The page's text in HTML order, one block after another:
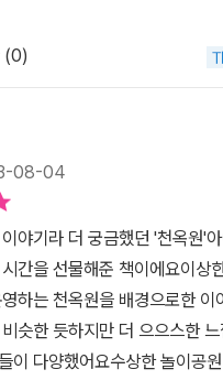
로 하지만 실수로 팝콘을 떨어
어 버리게 되죠​그러자 카이도
독 팝콘을 계속 먹게 해줄 테
하기 시작합니다.​란은 천옥원
을 수 있을까요? 아니면 다른 이
도는 천옥원에 사람을 데려와
.​어떤가요? 여러분이라면 가고
줄 이 책!한번 읽어 보시길 바
다카페 #수상한놀이공원천옥
무서운이야기가기다리고있습
싶은신가요 #스토리에빠지게
우리책속에들어가봐요​
할 수 없지요 ㅎㅎ이번 책에서
에번외편임을 더 실감나게 했
한 장소랍니다.​천옥원을 가기
지 말지는 강요가 아닌 스스로
켓을 받을 수 있는 건 아니예
찾아오는 카이도^^​이 부분을
다고 다짐하더라구요 ^_^ ​​ 천
기구나 여러 가지 상품 중에
하나에 따라결과가 완전히 달
이 나올지 궁금해하며 책을 읽
다고 했던 카이도.카이도 분량
하기에 '카이도의 놀이공원은
당이야 전천당과 반대되는 이
도의 놀이공원 천옥원은 어떤 곳
놀이공원이 궁금했던 독자라
판한정 부록으로 홀로그램카
. 예전 전천당에서도 요도미
치면 뒷표지와 앞표지가 연결
무척 화려하다. 요도미의 뒷
즐길 수 있는 놀이기구와 시
옥원의 놀이기구 대관람차, 롤
(0)
08-04
야기라 더 궁금했던 '천옥원'
간을 선물해준 책이에요이상
하는 천옥원을 배경으로한 이
슷한 듯하지만 더 으으스한
이 다양했어요수상한 놀이공